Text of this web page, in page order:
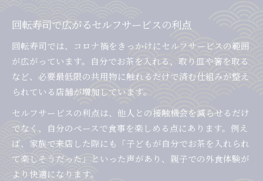
回転寿司で広がるセルフサービスの利点
回転寿司では、コロナ禍をきっかけにセルフサービスの範囲
が広がっています。自分でお茶を入れる、取り皿や箸を取る
など、必要最低限の共用物に触れるだけで済む仕組みが整え
られている店舗が増加しています。
セルフサービスの利点は、他人との接触機会を減らせるだけ
でなく、自分のペースで食事を楽しめる点にあります。例え
ば、家族で来店した際にも「子どもが自分でお茶を入れられ
て楽しそうだった」といった声があり、親子での外食体験が
より快適になります。